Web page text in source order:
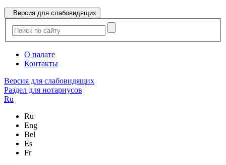
Версия для слабовидящих
О палате
Контакты
Версия для слабовидящих
Раздел для нотариусов
Ru
Ru
Eng
Bel
Es
Fr